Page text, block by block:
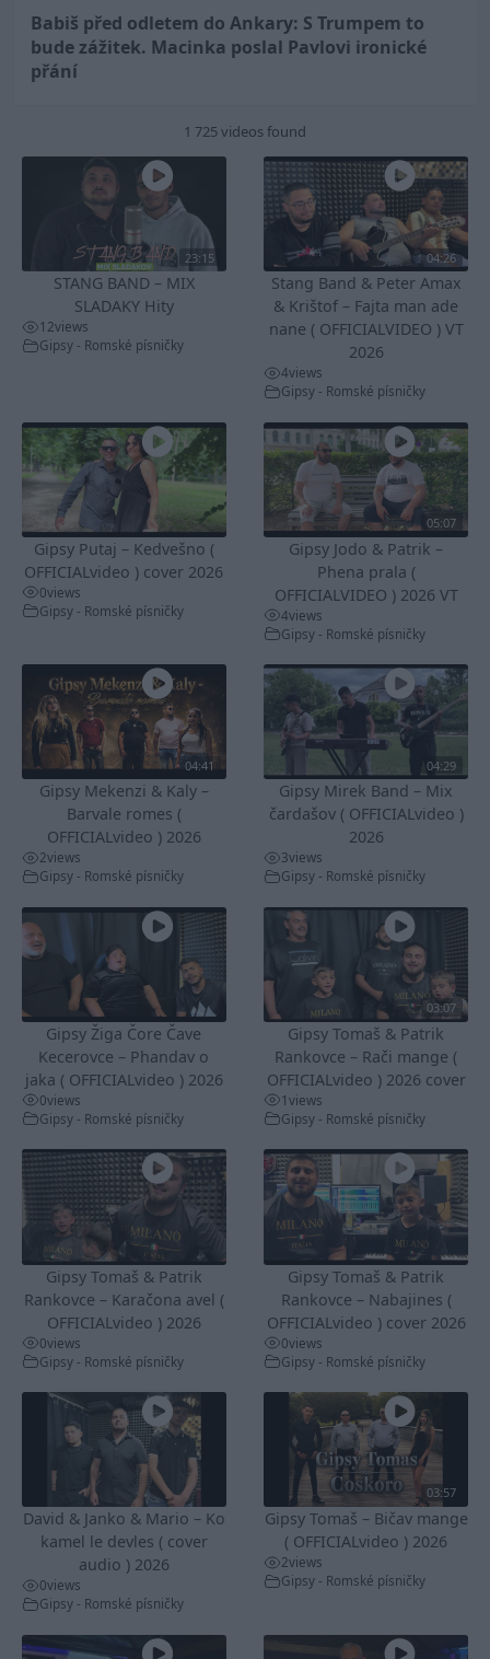
Babiš před odletem do Ankary: S Trumpem to
bude zážitek. Macinka poslal Pavlovi ironické
přání
1 725 videos found
23:15
STANG BAND – MIX
SLADAKY Hity
12views
Gipsy - Romské písničky
04:26
Stang Band & Peter Amax
& Krištof – Fajta man ade
nane ( OFFICIALVIDEO ) VT
2026
4views
Gipsy - Romské písničky
Gipsy Putaj – Kedvešno (
OFFICIALvideo ) cover 2026
0views
Gipsy - Romské písničky
05:07
Gipsy Jodo & Patrik –
Phena prala (
OFFICIALVIDEO ) 2026 VT
4views
Gipsy - Romské písničky
04:41
Gipsy Mekenzi & Kaly –
Barvale romes (
OFFICIALvideo ) 2026
2views
Gipsy - Romské písničky
04:29
Gipsy Mirek Band – Mix
čardašov ( OFFICIALvideo )
2026
3views
Gipsy - Romské písničky
Gipsy Žiga Čore Čave
Kecerovce – Phandav o
jaka ( OFFICIALvideo ) 2026
0views
Gipsy - Romské písničky
03:07
Gipsy Tomaš & Patrik
Rankovce – Rači mange (
OFFICIALvideo ) 2026 cover
1views
Gipsy - Romské písničky
Gipsy Tomaš & Patrik
Rankovce – Karačona avel (
OFFICIALvideo ) 2026
0views
Gipsy - Romské písničky
Gipsy Tomaš & Patrik
Rankovce – Nabajines (
OFFICIALvideo ) cover 2026
0views
Gipsy - Romské písničky
David & Janko & Mario – Ko
kamel le devles ( cover
audio ) 2026
0views
Gipsy - Romské písničky
03:57
Gipsy Tomaš – Bičav mange
( OFFICIALvideo ) 2026
2views
Gipsy - Romské písničky